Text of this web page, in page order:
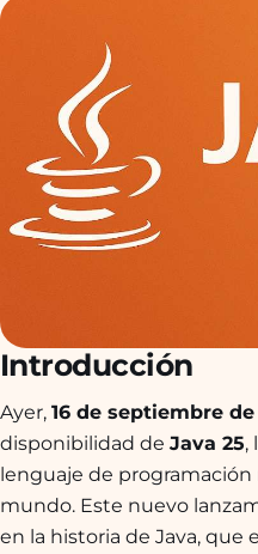
Introducción
Ayer, 16 de septiembre de
disponibilidad de Java 25,
lenguaje de programación
mundo. Este nuevo
en la historia de Java, que